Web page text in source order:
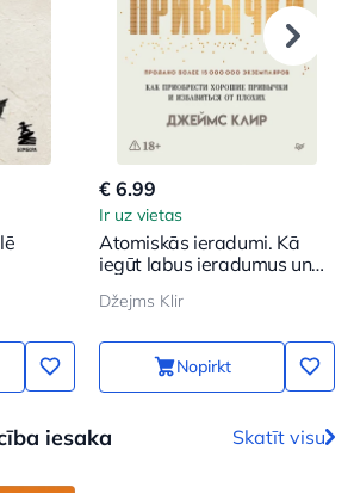
€ 6.99
Ir uz vietas
Atomiskās ieradumi. Kā
iegūt labus ieradumus un
Džejms Klir
Nopirkt
iesaka Skatīt visu